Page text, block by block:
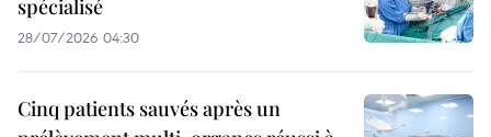
spécialisé
28/07/2026 04:30
Cinq patients sauvés après un